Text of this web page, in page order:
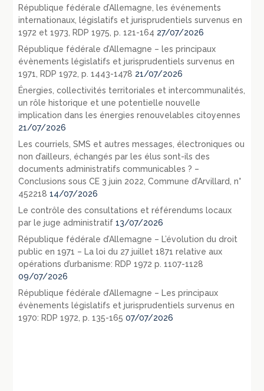
République fédérale d’Allemagne, les événements
internationaux, législatifs et jurisprudentiels survenus en
1972 et 1973, RDP 1975, p. 121-164 27/07/2026
République fédérale d’Allemagne – les principaux
évènements législatifs et jurisprudentiels survenus en
1971, RDP 1972, p. 1443-1478 21/07/2026
Énergies, collectivités territoriales et intercommunalités,
un rôle historique et une potentielle nouvelle
implication dans les énergies renouvelables citoyennes
21/07/2026
Les courriels, SMS et autres messages, électroniques ou
non d’ailleurs, échangés par les élus sont-ils des
documents administratifs communicables ? –
Conclusions sous CE 3 juin 2022, Commune d’Arvillard, n°
452218 14/07/2026
Le contrôle des consultations et référendums locaux
par le juge administratif 13/07/2026
République fédérale d’Allemagne – L’évolution du droit
public en 1971 – La loi du 27 juillet 1871 relative aux
opérations d’urbanisme: RDP 1972 p. 1107-1128
09/07/2026
République fédérale d’Allemagne – Les principaux
évènements législatifs et jurisprudentiels survenus en
1970: RDP 1972, p. 135-165 07/07/2026